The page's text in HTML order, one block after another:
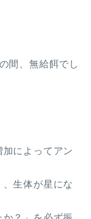
間、無給餌でし
によってアン
、生体が星にな